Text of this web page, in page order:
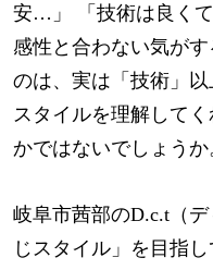
安…」 「技術は良く
感性と合わない気が
のは、実は「技術」
スタイルを理解して
かではないでしょうか
岐阜市茜部のD.c.t（
じスタイル」を目指